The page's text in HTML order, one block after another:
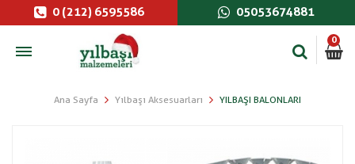
0 (212) 6595586 05053674881
0
Ana Sayfa Yılbaşı Aksesuarları YILBAŞI BALONLARI